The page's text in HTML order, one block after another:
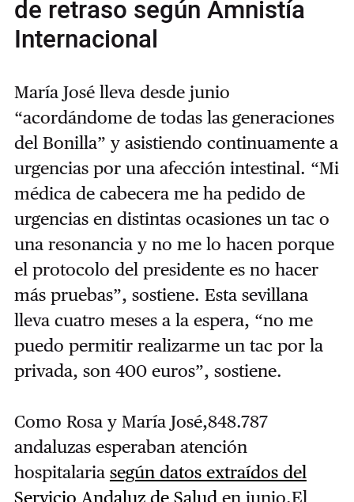
de retraso según Amnistía
Internacional
María José lleva desde junio
“acordándome de todas las generaciones
del Bonilla” y asistiendo continuamente a
urgencias por una afección intestinal. “Mi
médica de cabecera me ha pedido de
urgencias en distintas ocasiones un tac o
una resonancia y no me lo hacen porque
el protocolo del presidente es no hacer
más pruebas”, sostiene. Esta sevillana
lleva cuatro meses a la espera, “no me
puedo permitir realizarme un tac por la
privada, son 400 euros”, sostiene.
Como Rosa y María José,848.787
andaluzas esperaban atención
hospitalaria según datos extraídos del
Servicio Andaluz de Salud en junio.El